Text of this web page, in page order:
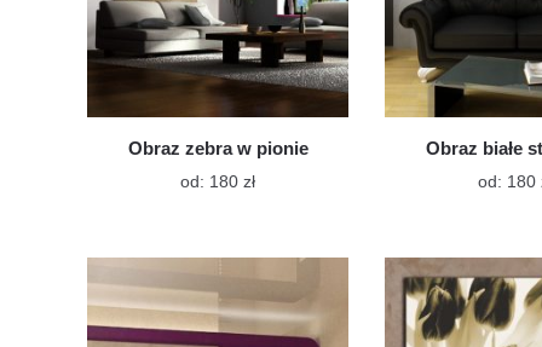
Obraz zebra w pionie
od: 180 złTen
wiele
wariantów.
Opcje
można
Obraz białe
od: 180